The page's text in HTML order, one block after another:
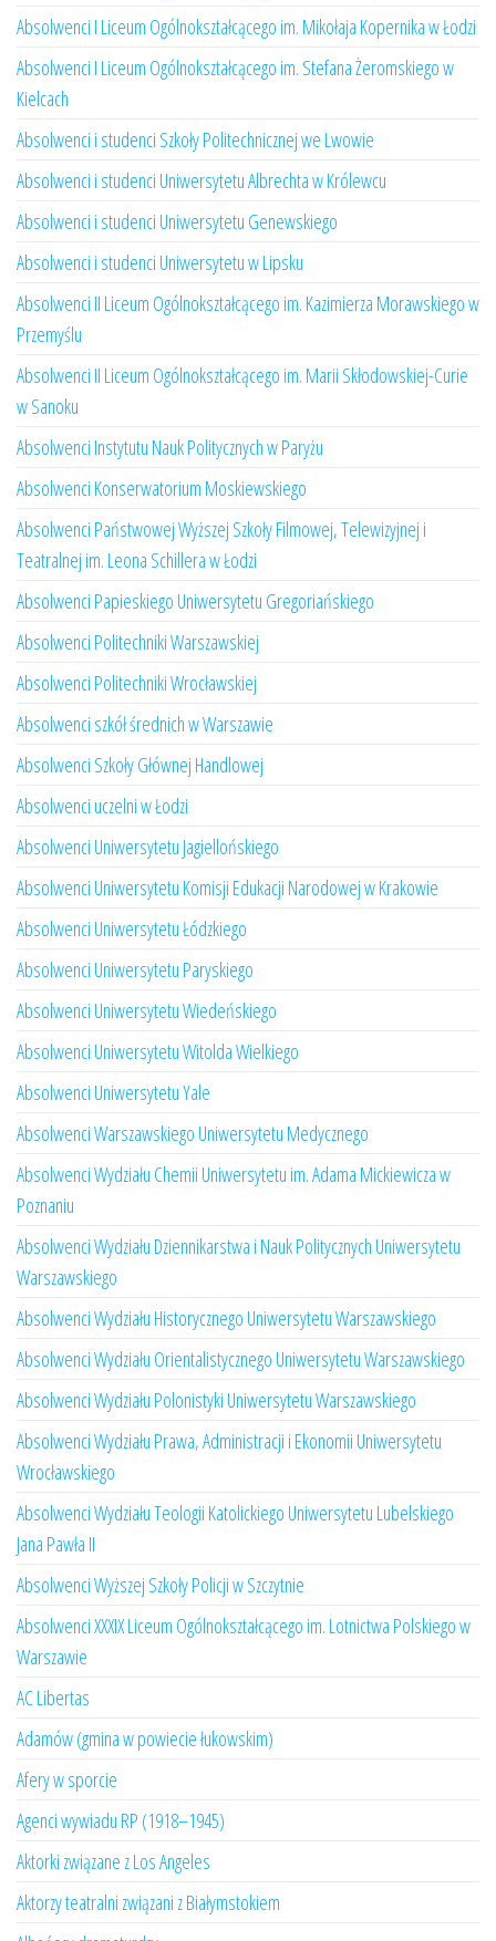
Absolwenci I Liceum Ogólnokształcącego im. Mikołaja Kopernika w Łodzi
Absolwenci I Liceum Ogólnokształcącego im. Stefana Żeromskiego w
Kielcach
Absolwenci i studenci Szkoły Politechnicznej we Lwowie
Absolwenci i studenci Uniwersytetu Albrechta w Królewcu
Absolwenci i studenci Uniwersytetu Genewskiego
Absolwenci i studenci Uniwersytetu w Lipsku
Absolwenci II Liceum Ogólnokształcącego im. Kazimierza Morawskiego w
Przemyślu
Absolwenci II Liceum Ogólnokształcącego im. Marii Skłodowskiej-Curie
w Sanoku
Absolwenci Instytutu Nauk Politycznych w Paryżu
Absolwenci Konserwatorium Moskiewskiego
Absolwenci Państwowej Wyższej Szkoły Filmowej, Telewizyjnej i
Teatralnej im. Leona Schillera w Łodzi
Absolwenci Papieskiego Uniwersytetu Gregoriańskiego
Absolwenci Politechniki Warszawskiej
Absolwenci Politechniki Wrocławskiej
Absolwenci szkół średnich w Warszawie
Absolwenci Szkoły Głównej Handlowej
Absolwenci uczelni w Łodzi
Absolwenci Uniwersytetu Jagiellońskiego
Absolwenci Uniwersytetu Komisji Edukacji Narodowej w Krakowie
Absolwenci Uniwersytetu Łódzkiego
Absolwenci Uniwersytetu Paryskiego
Absolwenci Uniwersytetu Wiedeńskiego
Absolwenci Uniwersytetu Witolda Wielkiego
Absolwenci Uniwersytetu Yale
Absolwenci Warszawskiego Uniwersytetu Medycznego
Absolwenci Wydziału Chemii Uniwersytetu im. Adama Mickiewicza w
Poznaniu
Absolwenci Wydziału Dziennikarstwa i Nauk Politycznych Uniwersytetu
Warszawskiego
Absolwenci Wydziału Historycznego Uniwersytetu Warszawskiego
Absolwenci Wydziału Orientalistycznego Uniwersytetu Warszawskiego
Absolwenci Wydziału Polonistyki Uniwersytetu Warszawskiego
Absolwenci Wydziału Prawa, Administracji i Ekonomii Uniwersytetu
Wrocławskiego
Absolwenci Wydziału Teologii Katolickiego Uniwersytetu Lubelskiego
Jana Pawła II
Absolwenci Wyższej Szkoły Policji w Szczytnie
Absolwenci XXXIX Liceum Ogólnokształcącego im. Lotnictwa Polskiego w
Warszawie
AC Libertas
Adamów (gmina w powiecie łukowskim)
Afery w sporcie
Agenci wywiadu RP (1918–1945)
Aktorki związane z Los Angeles
Aktorzy teatralni związani z Białymstokiem